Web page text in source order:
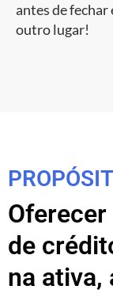
antes de fechar
outro lugar!
de
na ativa,